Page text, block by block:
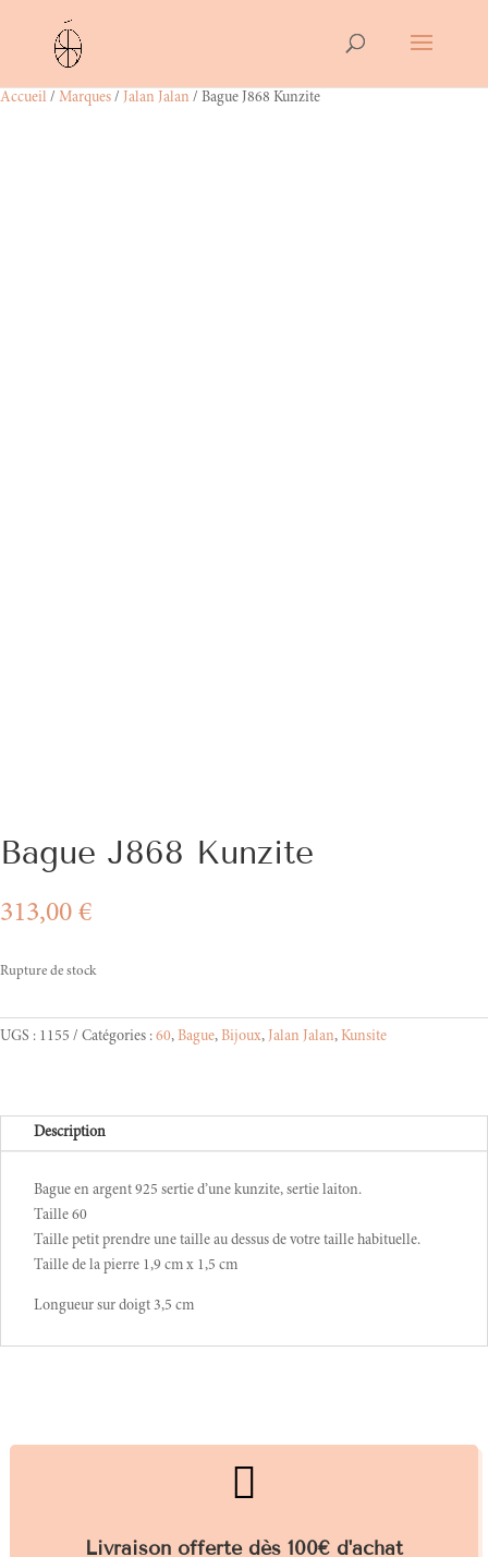
Accueil / Marques / Jalan Jalan / Bague J868 Kunzite
Bague J868 Kunzite
313,00 €
Rupture de stock
UGS : 1155 Catégories : 60, Bague, Bijoux, Jalan Jalan, Kunsite
Description
Bague en argent 925 sertie d’une kunzite, sertie laiton.
Taille 60
Taille petit prendre une taille au dessus de votre taille habituelle.
Taille de la pierre 1,9 cm x 1,5 cm
Longueur sur doigt 3,5 cm

Livraison offerte dès 100€ d'achat